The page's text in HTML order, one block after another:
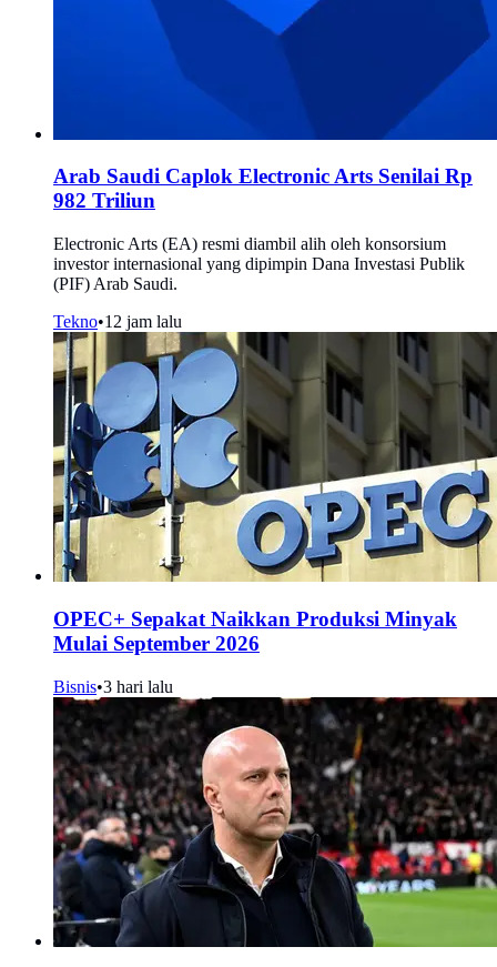
Arab Saudi Caplok Electronic Arts Senilai Rp
982 Triliun
Electronic Arts (EA) resmi diambil alih oleh konsorsium
investor internasional yang dipimpin Dana Investasi Publik
(PIF) Arab Saudi.
Tekno•12 jam lalu
OPEC+ Sepakat Naikkan Produksi Minyak
Mulai September 2026
Bisnis•3 hari lalu